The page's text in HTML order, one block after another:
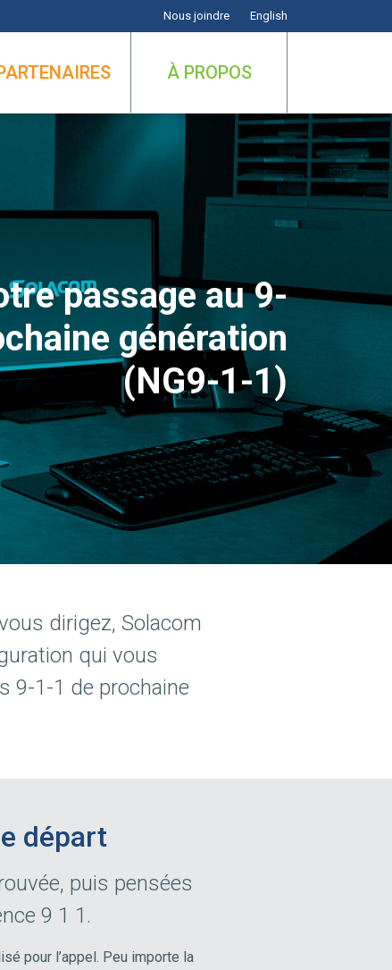
Nous joindre English
À PROPOS
passage au 9-
génération
(NG9-1-1)
dirigez, Solacom
qui vous
9-1-1 de prochaine
départ
puis pensées
9 1 1.
pour l’appel. Peu importe la